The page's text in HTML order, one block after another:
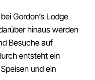
Gordon’s Lodge
hinaus werden
Besuche auf
entsteht ein
und ein